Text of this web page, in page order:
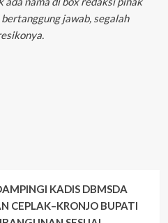
jawab, segalah
KADIS DBMSDA
CEPLAK–KRONJO BUPATI